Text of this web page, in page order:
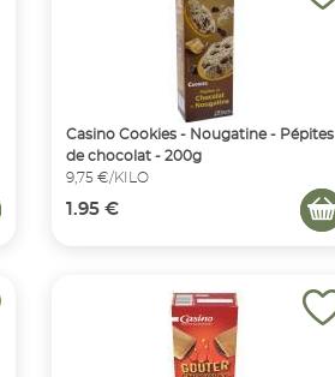
Casino Cookies - Nougatine - Pépites
de chocolat - 200g
9,75 €/KILO
1.95 €